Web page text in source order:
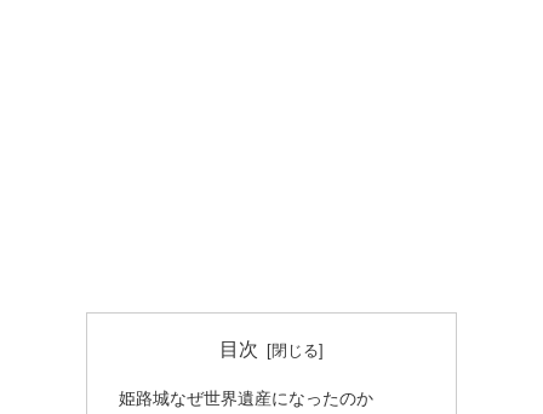
目次
姫路城なぜ世界遺産になったのか